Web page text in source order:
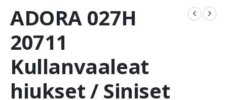
ADORA 027H
20711
Kullanvaaleat
hiukset / Siniset